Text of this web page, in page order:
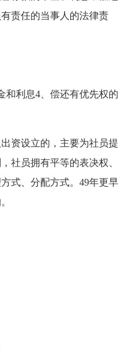
责任的当事人的法律责
利息4、偿还有优先权的
资设立的，主要为社员提
社员拥有平等的表决权、
式、分配方式。49年更早